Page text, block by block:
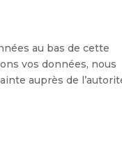
au bas de cette
vos données, nous
auprès de